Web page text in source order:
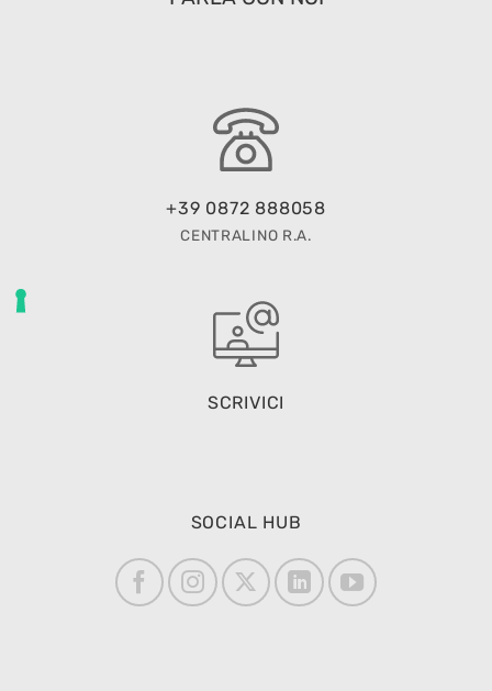
+39 0872 888058
CENTRALINO R.A.
SCRIVICI
SOCIAL HUB